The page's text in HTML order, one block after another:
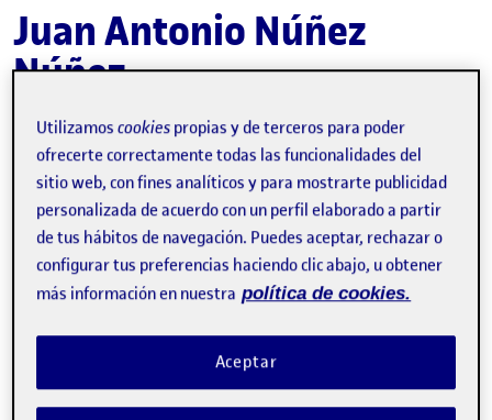
Juan Antonio Núñez
Núñez
Publicado porPRA 01 – Juan Antonio Núñez Núñez
Publicado por
Juan Antonio Núñez Núñez
Visibilidad:
Pública-Fecha de publicación
30 Dic 2021 -comentarioen PRA 01 – Juan Antonio Núñez
Utilizamoscookies propias y de terceros para poder
ofrecerte correctamente todas las funcionalidades del
sitio web, con fines analíticos y para mostrarte publicidad
personalizada de acuerdo con un perfil elaborado a partir
de tus hábitos de navegación. Puedes aceptar, rechazar o
configurar tus preferencias haciendo clic abajo, u obtener
más información en nuestra política de cookies.
Aceptar